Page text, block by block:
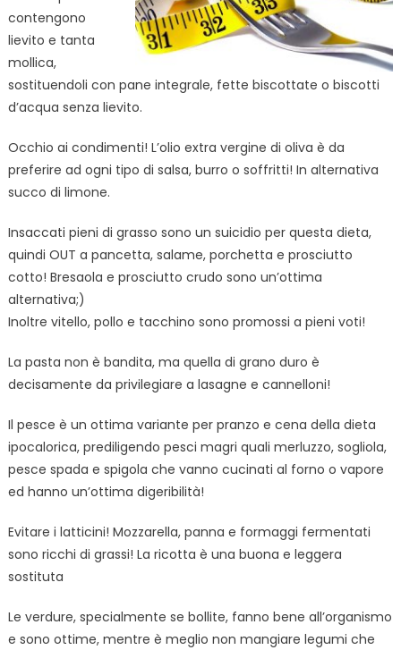
contengono
lievito e tanta
mollica,
sostituendoli con pane integrale, fette biscottate o biscotti
d’acqua senza lievito.
Occhio ai condimenti! L’olio extra vergine di oliva è da
preferire ad ogni tipo di salsa, burro o soffritti! In alternativa
succo di limone.
Insaccati pieni di grasso sono un suicidio per questa dieta,
quindi OUT a pancetta, salame, porchetta e prosciutto
cotto! Bresaola e prosciutto crudo sono un’ottima
alternativa;)
Inoltre vitello, pollo e tacchino sono promossi a pieni voti!
La pasta non è bandita, ma quella di grano duro è
decisamente da privilegiare a lasagne e cannelloni!
Il pesce è un ottima variante per pranzo e cena della dieta
ipocalorica, prediligendo pesci magri quali merluzzo, sogliola,
pesce spada e spigola che vanno cucinati al forno o vapore
ed hanno un’ottima digeribilità!
Evitare i latticini! Mozzarella, panna e formaggi fermentati
sono ricchi di grassi! La ricotta è una buona e leggera
sostituta
Le verdure, specialmente se bollite, fanno bene all’organismo
e sono ottime, mentre è meglio non mangiare legumi che